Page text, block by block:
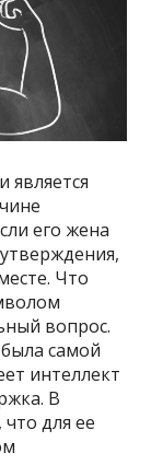
является
его жена
Что
вопрос.
самой
интеллект
В
для ее